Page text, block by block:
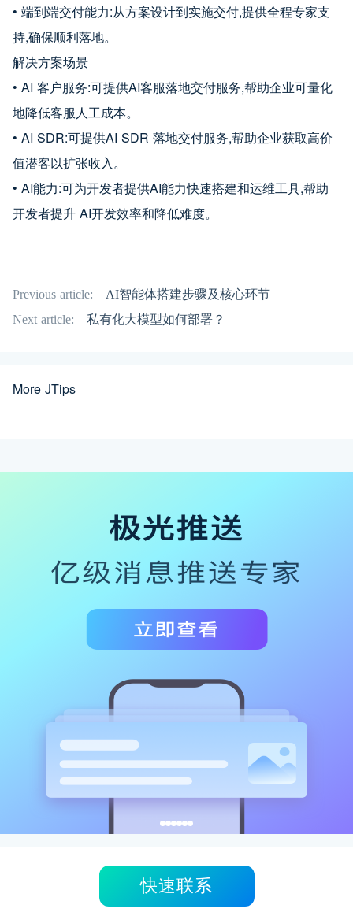
• 端到端交付能力:从方案设计到实施交付,提供全程专家支
持,确保顺利落地。
解决方案场景
• AI 客户服务:可提供AI客服落地交付服务,帮助企业可量化
地降低客服人工成本。
• AI SDR:可提供AI SDR 落地交付服务,帮助企业获取高价
值潜客以扩张收入。
• AI能力:可为开发者提供AI能力快速搭建和运维工具,帮助
开发者提升 AI开发效率和降低难度。
Previous article:
AI智能体搭建步骤及核心环节
Next article:
私有化大模型如何部署？
More JTips
快速联系